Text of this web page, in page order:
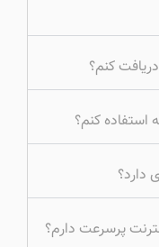
کنم؟
استفاده کنم؟
دارد؟
پرسرعت دارم؟